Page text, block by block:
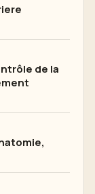
de la